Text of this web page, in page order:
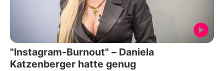
"Instagram-Burnout" – Daniela
Katzenberger hatte genug